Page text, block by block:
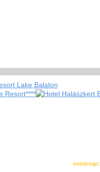
webdesign: